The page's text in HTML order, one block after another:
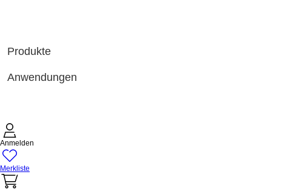
Produkte
Anwendungen
Anmelden
Merkliste